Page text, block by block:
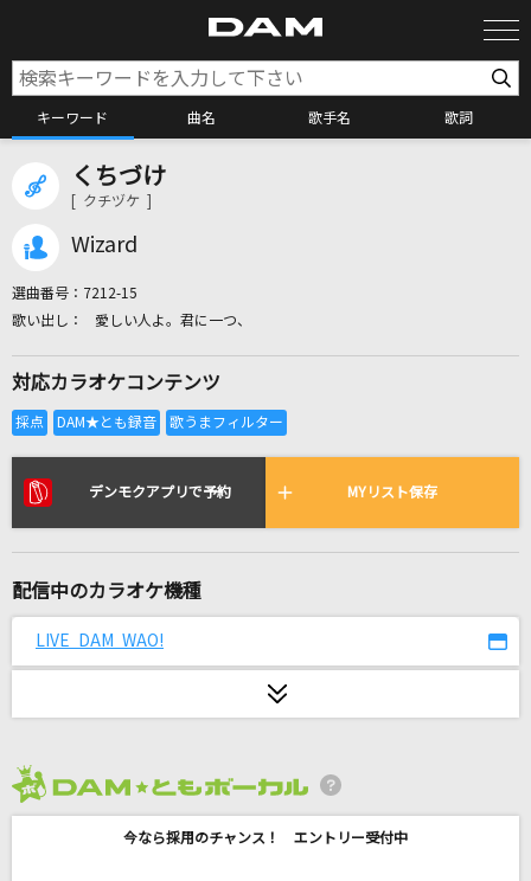
キーワード 曲名 歌手名 歌詞
全国りれき
リアルタイムで歌われている曲の一覧
モエチャッカファイア
Yankeee
くちづけ
[ クチヅケ ]
Wizard
選曲番号： 7212-15
愛しい人よ。君に一つ、
対応カラオケコンテンツ
デンモクアプリで予約 MYリスト保存
配信中のカラオケ機種
LIVE DAM WAO!
今なら採用のチャンス！ エントリー受付中